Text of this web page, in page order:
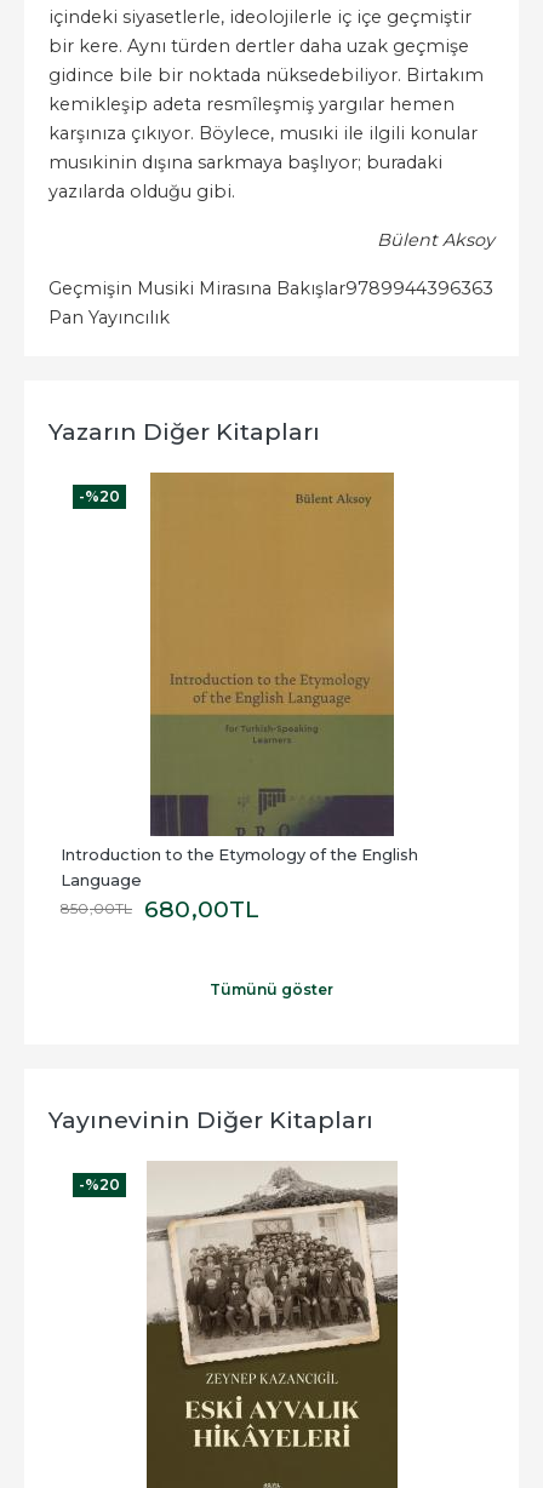
içindeki siyasetlerle, ideolojilerle iç içe geçmiştir
bir kere. Aynı türden dertler daha uzak geçmişe
gidince bile bir noktada nüksedebiliyor. Birtakım
kemikleşip adeta resmîleşmiş yargılar hemen
karşınıza çıkıyor. Böylece, musıki ile ilgili konular
musıkinin dışına sarkmaya başlıyor; buradaki
yazılarda olduğu gibi.
Bülent Aksoy
Geçmişin Musiki Mirasına Bakışlar9789944396363
Pan Yayıncılık
Yazarın Diğer Kitapları
-%20
Introduction to the Etymology of the English
Language
850,00TL 680,00TL
Tümünü göster
Yayınevinin Diğer Kitapları
-%20